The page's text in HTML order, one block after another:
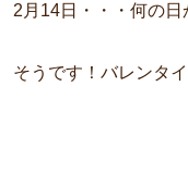
2月14日・・・何の日
そうです！バレンタ